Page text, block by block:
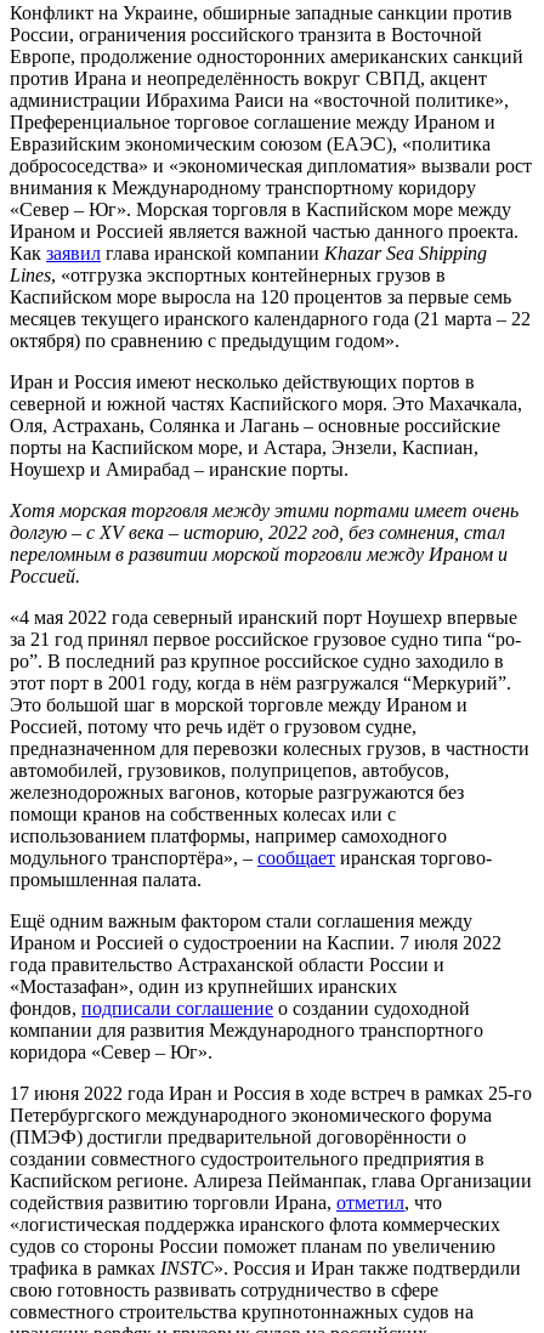
Конфликт на Украине, обширные западные санкции против
России, ограничения российского транзита в Восточной
Европе, продолжение односторонних американских санкций
против Ирана и неопределённость вокруг СВПД, акцент
администрации Ибрахима Раиси на «восточной политике»,
Преференциальное торговое соглашение между Ираном и
Евразийским экономическим союзом (ЕАЭС), «политика
добрососедства» и «экономическая дипломатия» вызвали рост
внимания к Международному транспортному коридору
«Север – Юг». Морская торговля в Каспийском море между
Ираном и Россией является важной частью данного проекта.
Как заявил глава иранской компании Khazar Sea Shipping
Lines, «отгрузка экспортных контейнерных грузов в
Каспийском море выросла на 120 процентов за первые семь
месяцев текущего иранского календарного года (21 марта – 22
октября) по сравнению с предыдущим годом».
Иран и Россия имеют несколько действующих портов в
северной и южной частях Каспийского моря. Это Махачкала,
Оля, Астрахань, Солянка и Лагань – основные российские
порты на Каспийском море, и Астара, Энзели, Каспиан,
Ноушехр и Амирабад – иранские порты.
Хотя морская торговля между этими портами имеет очень
долгую – с XV века – историю, 2022 год, без сомнения, стал
переломным в развитии морской торговли между Ираном и
Россией.
«4 мая 2022 года северный иранский порт Ноушехр впервые
за 21 год принял первое российское грузовое судно типа “ро-
ро”. В последний раз крупное российское судно заходило в
этот порт в 2001 году, когда в нём разгружался “Меркурий”.
Это большой шаг в морской торговле между Ираном и
Россией, потому что речь идёт о грузовом судне,
предназначенном для перевозки колесных грузов, в частности
автомобилей, грузовиков, полуприцепов, автобусов,
железнодорожных вагонов, которые разгружаются без
помощи кранов на собственных колесах или с
использованием платформы, например самоходного
модульного транспортёра», – сообщает иранская торгово-
промышленная палата.
Ещё одним важным фактором стали соглашения между
Ираном и Россией о судостроении на Каспии. 7 июля 2022
года правительство Астраханской области России и
«Мостазафан», один из крупнейших иранских
фондов, подписали соглашение о создании судоходной
компании для развития Международного транспортного
коридора «Север – Юг».
17 июня 2022 года Иран и Россия в ходе встреч в рамках 25-го
Петербургского международного экономического форума
(ПМЭФ) достигли предварительной договорённости о
создании совместного судостроительного предприятия в
Каспийском регионе. Алиреза Пейманпак, глава Организации
содействия развитию торговли Ирана, отметил, что
«логистическая поддержка иранского флота коммерческих
судов со стороны России поможет планам по увеличению
трафика в рамках INSTC». Россия и Иран также подтвердили
свою готовность развивать сотрудничество в сфере
совместного строительства крупнотоннажных судов на